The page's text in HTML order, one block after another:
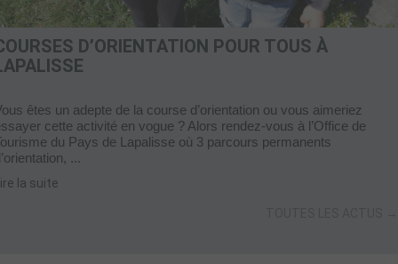
D’ORIENTATION POUR TOUS À
êtes un adepte de la course d’orientation ou vous aimeriez
cette activité en vogue ? Alors rendez-vous à l’Office de
du Pays de Lapalisse où 3 parcours permanents
...
la suite